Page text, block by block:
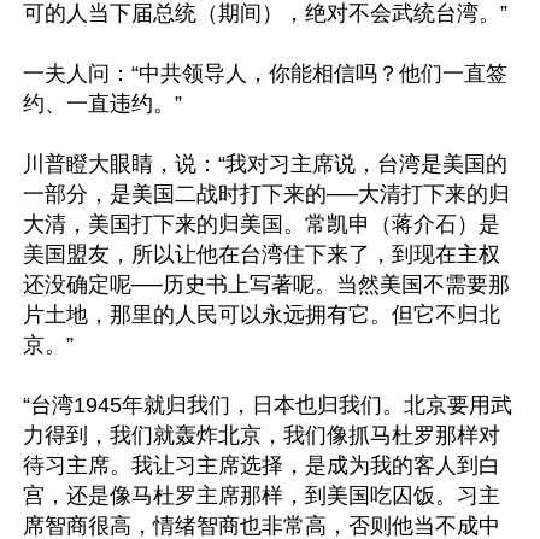
可的人当下届总统（期间），绝对不会武统台湾。”
一夫人问：“中共领导人，你能相信吗？他们一直签
约、一直违约。”
川普瞪大眼睛，说：“我对习主席说，台湾是美国的
一部分，是美国二战时打下来的──大清打下来的归
大清，美国打下来的归美国。常凯申（蒋介石）是
美国盟友，所以让他在台湾住下来了，到现在主权
还没确定呢──历史书上写著呢。当然美国不需要那
片土地，那里的人民可以永远拥有它。但它不归北
京。”
“台湾1945年就归我们，日本也归我们。北京要用武
力得到，我们就轰炸北京，我们像抓马杜罗那样对
待习主席。我让习主席选择，是成为我的客人到白
宫，还是像马杜罗主席那样，到美国吃囚饭。习主
席智商很高，情绪智商也非常高，否则他当不成中